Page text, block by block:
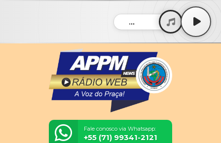
...
Fale conosco via Whatsapp:
+55 (71) 99341-2121